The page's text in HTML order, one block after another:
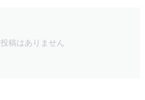
投稿はありません